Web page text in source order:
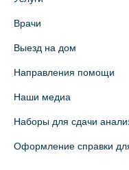
Медицинский
(официальный
+7 (812) 664-55-80
На карте
Врачи
Выезд на дом
Направления помощи
Наши медиа
Наборы для сдачи
Оформление справки